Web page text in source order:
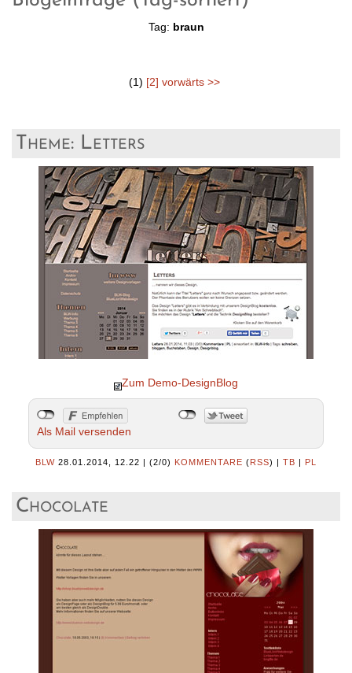
Tag: braun
(1) [2] vorwärts >>
Theme: Letters
Zum Demo-DesignBlog
Als Mail versenden
BLW 28.01.2014, 12.22 | (2/0) KOMMENTARE (RSS) | TB | PL
Chocolate